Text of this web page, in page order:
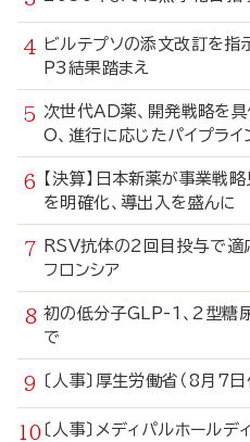
ビルテプソの添文改訂を
P3結果踏まえ
次世代AD薬、開発戦略を
O、進行に応じたパイプライ
【決算】日本新薬が事業
を明確化、導出入を盛んに
RSV抗体の2回目投与で
フロンシア
初の低分子GLP-1、2型糖
で
〔人事〕厚生労働省（8月
〔人事〕メディパルホール